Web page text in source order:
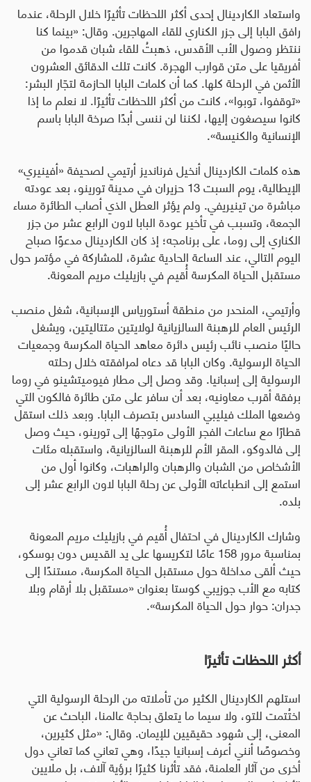
واستعاد الكاردينال إحدى أكثر اللحظات تأثيرًا خلال الرحلة، عندما
رافق البابا إلى جزر الكناري للقاء المهاجرين. وقال: «بينما كنا
ننتظر وصول الأب الأقدس، ذهبتُ للقاء شبان قدموا من
أفريقيا على متن قوارب الهجرة. كانت تلك الدقائق العشرون
الأثمن في الرحلة كلها. كما أن كلمات البابا الحازمة لتجّار البشر:
«توقفوا، توبوا»، كانت من أكثر اللحظات تأثيرًا. لا نعلم ما إذا
كانوا سيصغون إليها، لكننا لن ننسى أبدًا صرخة البابا باسم
الإنسانية والكنيسة».
هذه كلمات الكاردينال أنخيل فرنانديز أرتيمي لصحيفة «أفينيري»
الإيطالية، يوم السبت 13 حزيران في مدينة تورينو، بعد عودته
مباشرة من تينيريفي. ولم يؤثر العطل الذي أصاب الطائرة مساء
الجمعة، وتسبب في تأخير عودة البابا لاون الرابع عشر من جزر
الكناري إلى روما، على برنامجه؛ إذ كان الكاردينال مدعوًا صباح
اليوم التالي، عند الساعة الحادية عشرة، للمشاركة في مؤتمر حول
مستقبل الحياة المكرسة أُقيم في بازيليك مريم المعونة.
وأرتيمي، المنحدر من منطقة أستورياس الإسبانية، شغل منصب
الرئيس العام للرهبنة السالزيانية لولايتين متتاليتين، ويشغل
حاليًا منصب نائب رئيس دائرة معاهد الحياة المكرسة وجمعيات
الحياة الرسولية. وكان البابا قد دعاه لمرافقته خلال رحلته
الرسولية إلى إسبانيا. وقد وصل إلى مطار فيوميتشينو في روما
برفقة أقرب معاونيه، بعد أن سافر على متن طائرة فالكون التي
وضعها الملك فيليبي السادس بتصرف البابا. وبعد ذلك استقل
قطارًا مع ساعات الفجر الأولى متوجهًا إلى تورينو، حيث وصل
إلى فالدوكو، المقر الأم للرهبنة السالزيانية، واستقبله مئات
الأشخاص من الشبان والرهبان والراهبات، وكانوا أول من
استمع إلى انطباعاته الأولى عن رحلة البابا لاون الرابع عشر إلى
بلده.
وشارك الكاردينال في احتفال أُقيم في بازيليك مريم المعونة
بمناسبة مرور 158 عامًا لتكريسها على يد القديس دون بوسكو،
حيث ألقى مداخلة حول مستقبل الحياة المكرسة، مستندًا إلى
كتابه مع الأب جوزيبي كوستا بعنوان «مستقبل بلا أرقام وبلا
جدران: حوار حول الحياة المكرسة».
أكثر اللحظات تأثيرًا
استلهم الكاردينال الكثير من تأملاته من الرحلة الرسولية التي
اختُتمت للتو، ولا سيما ما يتعلق بحاجة عالمنا، الباحث عن
المعنى، إلى شهود حقيقيين للإيمان. وقال: «مثل كثيرين،
وخصوصًا أنني أعرف إسبانيا جيدًا، وهي تعاني كما تعاني دول
أخرى من آثار العلمنة، فقد تأثرنا كثيرًا برؤية آلاف، بل ملايين